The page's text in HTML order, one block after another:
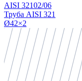
AISI 32102/06
Труба AISI 321
Ø42×2